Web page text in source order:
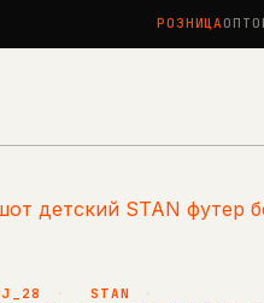
РОЗНИЦА
детский STAN футер
· STAN
·